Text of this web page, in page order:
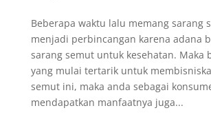
Beberapa waktu lalu memang sarang
menjadi perbincangan karena adana
sarang semut untuk kesehatan. Maka
yang mulai tertarik untuk
semut ini, maka anda sebagai
mendapatkan manfaatnya juga...